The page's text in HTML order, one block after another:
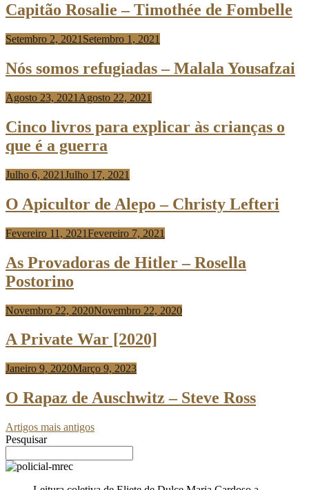
Capitão Rosalie – Timothée de Fombelle
Setembro 2, 2021 Setembro 1, 2021
Nós somos refugiadas – Malala Yousafzai
Agosto 23, 2021 Agosto 22, 2021
Cinco livros para explicar às crianças o
que é a guerra
Julho 6, 2021Julho 17, 2021
O Apicultor de Alepo – Christy Lefteri
Fevereiro 11, 2021Fevereiro 7, 2021
As Provadoras de Hitler – Rosella
Postorino
Novembro 22, 2020Novembro 22, 2020
A Private War [2020]
Janeiro 9, 2020Março 9, 2023
O Rapaz de Auschwitz – Steve Ross
Artigos mais antigos
Pesquisar